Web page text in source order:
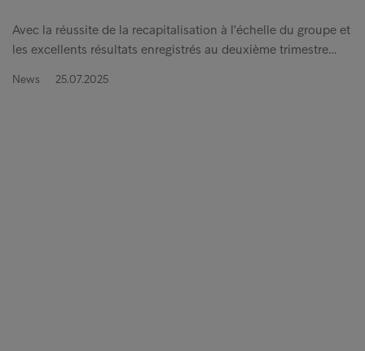
Avec la réussite de la recapitalisation à l'échelle du groupe et
les excellents résultats enregistrés au deuxième trimestre…
News 25.07.2025